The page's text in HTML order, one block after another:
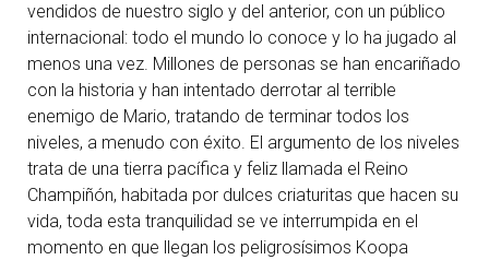
vendidos de nuestro siglo y del anterior, con un público
internacional: todo el mundo lo conoce y lo ha jugado al
menos una vez. Millones de personas se han encariñado
con la historia y han intentado derrotar al terrible
enemigo de Mario, tratando de terminar todos los
niveles, a menudo con éxito. El argumento de los niveles
trata de una tierra pacífica y feliz llamada el Reino
Champiñón, habitada por dulces criaturitas que hacen su
vida, toda esta tranquilidad se ve interrumpida en el
momento en que llegan los peligrosísimos Koopa